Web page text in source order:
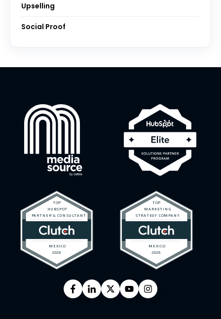
Upselling
Social Proof